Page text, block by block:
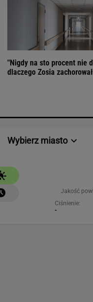
"Nigdy na sto procent nie
dlaczego Zosia
Wybierz miasto
Jakość
Ciśnienie:
-